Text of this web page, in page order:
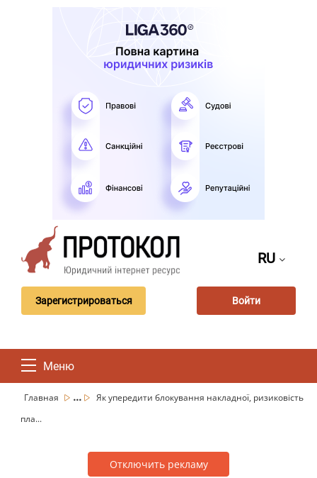
RU
Зарегистрироваться Войти
Меню
Главная ...
Як упередити блокування накладної, ризиковість
пла...
Отключить рекламу